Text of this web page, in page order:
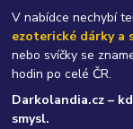
V nabídce nechybí
ezoterické dárky a
nebo svíčky se
hodin po celé ČR.
Darkolandia.cz –
smysl.